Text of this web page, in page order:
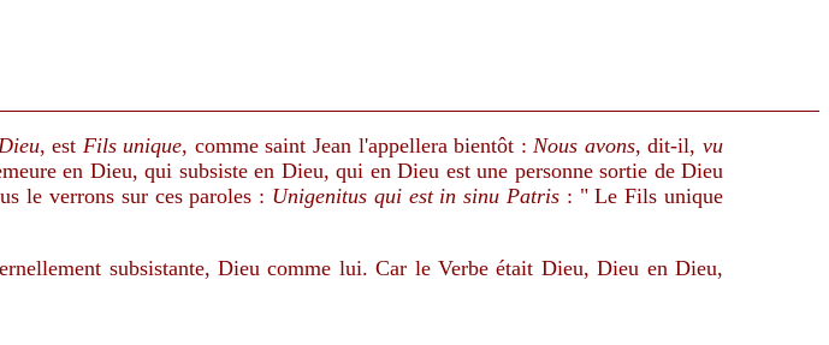
, est Fils unique, comme saint Jean l'appellera bientôt :Nous avons, dit-il,vu
en Dieu, qui subsiste en Dieu, qui en Dieu est une personne sortie de Dieu
le verrons sur ces paroles : Unigenitus qui est in sinu Patris : " Le Fils unique
subsistante, Dieu comme lui. Car le Verbe était Dieu, Dieu en Dieu,